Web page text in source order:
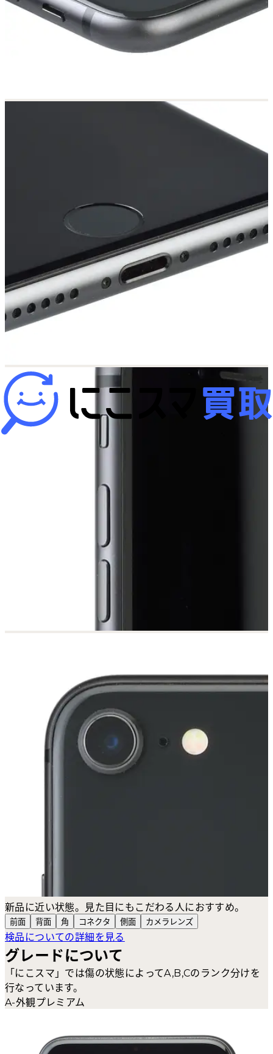
新品に近い状態。見た目にもこだわる人におすすめ。
前面 背面 角 コネクタ 側面 カメラ レンズ
検品についての詳細を見る
グレードについて
「にこスマ」では傷の状態によってA,B,Cのランク分けを
行なっています。
A-外観プレミアム